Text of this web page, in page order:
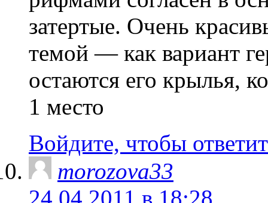
затертые. Очень
темой — как вариант
остаются его крылья,
1 место
Войдите, чтобы
morozova33